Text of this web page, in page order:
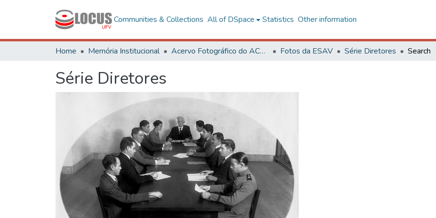
Communities & Collections All of DSpace Statistics Other information
Home Memória Institucional Acervo Fotográfico do ACH-UFV Fotos da ESAV Série Diretores Search
Série Diretores